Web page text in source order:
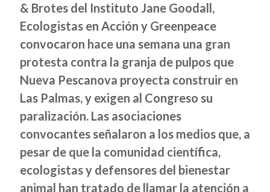
& Brotes del Instituto Jane Goodall,
Ecologistas en Acción y Greenpeace
convocaron hace una semana una gran
protesta contra la granja de pulpos que
Nueva Pescanova proyecta construir en
Las Palmas, y exigen al Congreso su
paralización. Las asociaciones
convocantes señalaron a los medios que, a
pesar de que la comunidad científica,
ecologistas y defensores del bienestar
animal han tratado de llamar la atención a